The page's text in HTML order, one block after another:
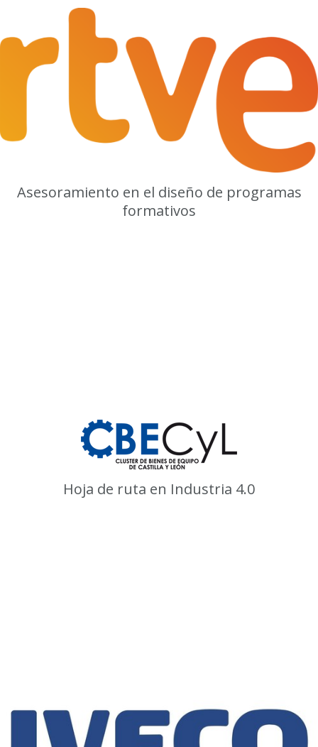
Asesoramiento en el diseño de programas
formativos
Hoja de ruta en Industria 4.0